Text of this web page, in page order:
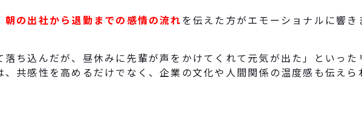
朝の出社から退勤までの感情の流れを伝えた方がエモーショナルに響き
落ち込んだが、昼休みに先輩が声をかけてくれて元気が出た」といった
、共感性を高めるだけでなく、企業の文化や人間関係の温度感も伝えら